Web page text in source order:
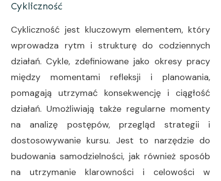
Cykliczność
Cykliczność jest kluczowym elementem, który
wprowadza rytm i strukturę do codziennych
działań. Cykle, zdefiniowane jako okresy pracy
między momentami refleksji i planowania,
pomagają utrzymać konsekwencję i ciągłość
działań. Umożliwiają także regularne momenty
na analizę postępów, przegląd strategii i
dostosowywanie kursu. Jest to narzędzie do
budowania samodzielności, jak również sposób
na utrzymanie klarowności i celowości w